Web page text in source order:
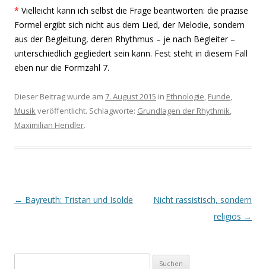
* Vielleicht kann ich selbst die Frage beantworten: die präzise
Formel ergibt sich nicht aus dem Lied, der Melodie, sondern
aus der Begleitung, deren Rhythmus – je nach Begleiter –
unterschiedlich gegliedert sein kann. Fest steht in diesem Fall
eben nur die Formzahl 7.
Dieser Beitrag wurde am 7. August 2015 in Ethnologie, Funde,
Musikveröffentlicht. Schlagworte: Grundlagen der Rhythmik,
Maximilian Hendler.
Beitrags-
← Bayreuth: Tristan und Isolde
Nicht rassistisch, sondern
religiös →